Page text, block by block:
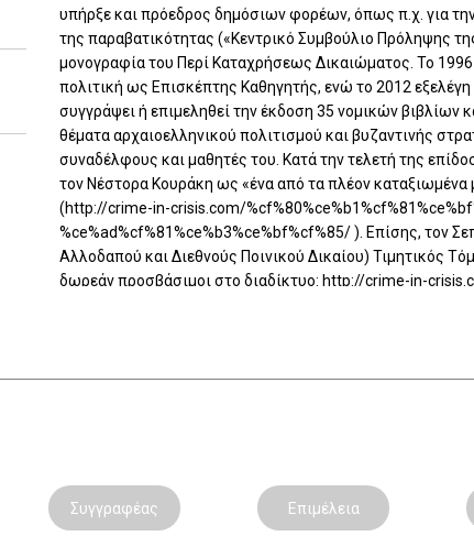
υπήρξε και πρόεδρος δημόσιων φορέων, όπως π.χ. για
της παραβατικότητας («Κεντρικό Συμβούλιο Πρόληψης
μονογραφία του Περί Καταχρήσεως Δικαιώματος. Το
πολιτική ως Επισκέπτης Καθηγητής, ενώ το 2012
συγγράψει ή επιμεληθεί την έκδοση 35 νομικών βιβλίων
θέματα αρχαιοελληνικού πολιτισμού και βυζαντινής
συναδέλφους και μαθητές του. Κατά την τελετή της
τον Νέστορα Κουράκη ως «ένα από τα πλέον καταξιωμένα
(http://crime-in-crisis.com/
%ce%ad%cf%81%ce%b3%ce%bf%cf%85/ ). Επίσης, τον
Αλλοδαπού και Διεθνούς Ποινικού Δικαίου) Τιμητικός
δωρεάν προσβάσιμοι στο διαδίκτυο: http://crime-in-
Συγγραφέας Επιμέλεια